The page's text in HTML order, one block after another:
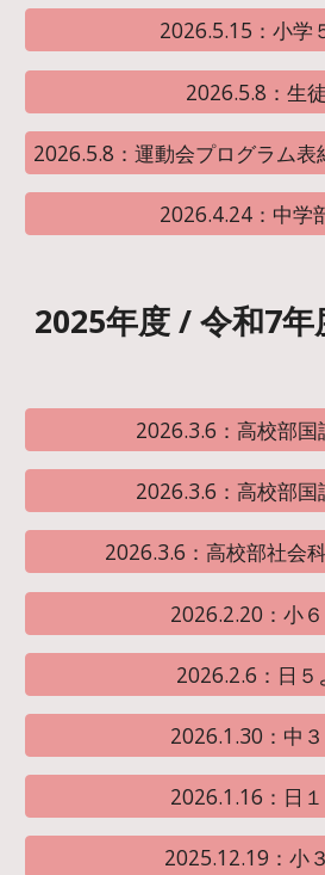
2026.5.15：小学
2026.5.8：生
2026.4.24：中学
2025年度 / 令和7年
2026.3.6：高校部国
2026.3.6：高校部国
2026.3.6：高校部社会
2026.2.20：小
2026.2.6：日５
2026.1.30：中
2026.1.16：日
2025.12.19：小